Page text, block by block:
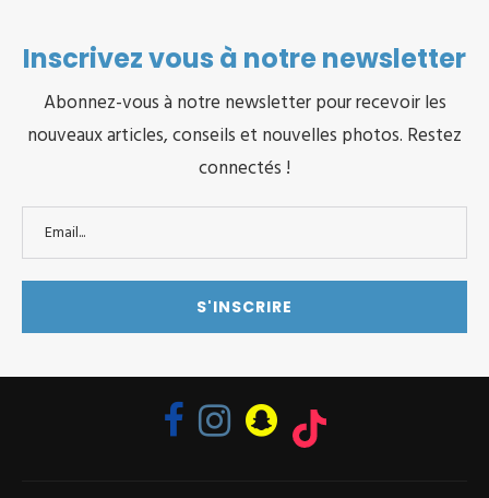
Inscrivez vous à notre newsletter
Abonnez-vous à notre newsletter pour recevoir les
nouveaux articles, conseils et nouvelles photos. Restez
connectés !